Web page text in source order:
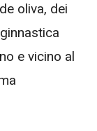
oliva, dei
e vicino al